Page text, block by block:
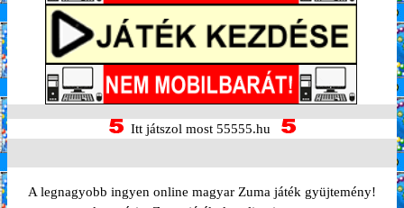
Itt játszol most 55555.hu
A legnagyobb ingyen online magyar Zuma játék gyüjtemény!